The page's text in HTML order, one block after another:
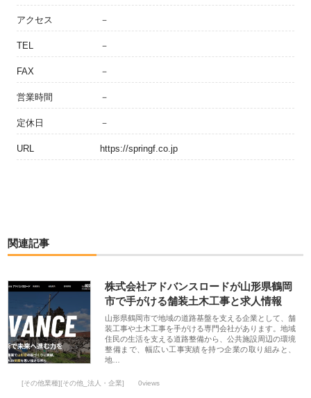
アクセス －
TEL －
FAX －
営業時間 －
定休日 －
URL https://springf.co.jp
関連記事
株式会社アドバンスロードが山形県鶴岡
市で手がける舗装土木工事と求人情報
山形県鶴岡市で地域の道路基盤を支える企業として、舗
装工事や土木工事を手がける専門会社があります。地域
住民の生活を支える道路整備から、公共施設周辺の環境
整備まで、幅広い工事実績を持つ企業の取り組みと、
地…
[その他業種][その他_法人・企業] 0views